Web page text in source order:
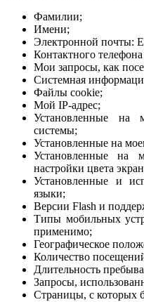
Фамилии;
Имени;
Электронной почты:
Контактного телефона
Мои запросы, как
Системная
Файлы cookie;
Мой IP-адрес;
Установленные на
системы;
Установленные на
Установленные на
настройки цвета
Установленные и
языки;
Версии Flash и
Типы мобильных
применимо;
Географическое
Количество
Длительность
Запросы,
Страницы, с которых